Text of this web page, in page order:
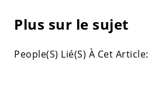
Plus sur le sujet
People(S) Lié(S) À Cet Article: